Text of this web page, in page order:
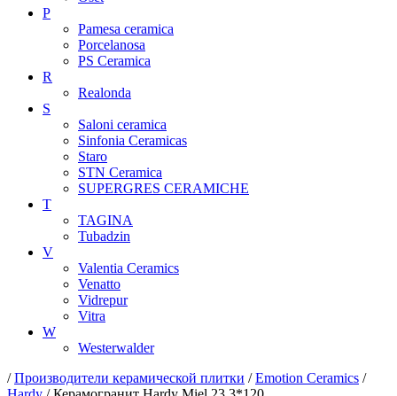
P
Pamesa ceramica
Porcelanosa
PS Ceramica
R
Realonda
S
Saloni ceramica
Sinfonia Ceramicas
Staro
STN Ceramica
SUPERGRES CERAMICHE
T
TAGINA
Tubadzin
V
Valentia Ceramics
Venatto
Vidrepur
Vitra
W
Westerwalder
/Производители керамической плитки /Emotion Ceramics /